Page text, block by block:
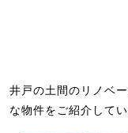
井戸の土間のリノベ
な物件をご紹介してい